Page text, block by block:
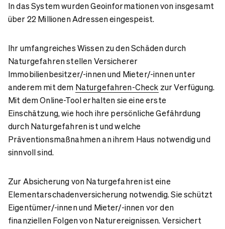
In das System wurden Geoinformationen von insgesamt
über 22 Millionen Adressen eingespeist.
Ihr umfangreiches Wissen zu den Schäden durch
Naturgefahren stellen Versicherer
Immobilienbesitzer/-innen und Mieter/-innen unter
anderem mit dem Naturgefahren-Check zur Verfügung.
Mit dem Online-Tool erhalten sie eine erste
Einschätzung, wie hoch ihre persönliche Gefährdung
durch Naturgefahren ist und welche
Präventionsmaßnahmen an ihrem Haus notwendig und
sinnvoll sind.
Zur Absicherung von Naturgefahren ist eine
Elementarschadenversicherung notwendig. Sie schützt
Eigentümer/-innen und Mieter/-innen vor den
finanziellen Folgen von Naturereignissen. Versichert